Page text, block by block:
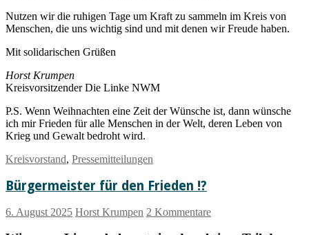
Nutzen wir die ruhigen Tage um Kraft zu sammeln im Kreis von
Menschen, die uns wichtig sind und mit denen wir Freude haben.
Mit solidarischen Grüßen
Horst Krumpen
Kreisvorsitzender Die Linke NWM
P.S. Wenn Weihnachten eine Zeit der Wünsche ist, dann wünsche
ich mir Frieden für alle Menschen in der Welt, deren Leben von
Krieg und Gewalt bedroht wird.
Kreisvorstand, Pressemitteilungen
Bürgermeister für den Frieden !?
6. August 2025 Horst Krumpen 2 Kommentare